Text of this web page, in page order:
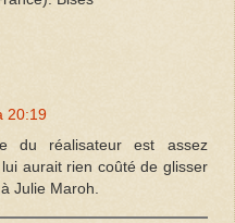
20:19
du réalisateur est assez
aurait rien coûté de glisser
Julie Maroh.